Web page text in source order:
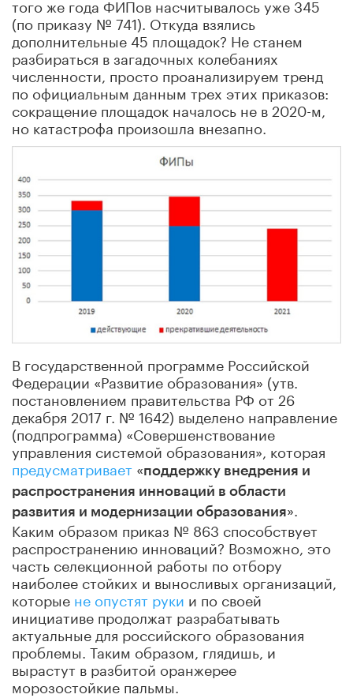
того же года ФИПов насчитывалось уже 345
(по приказу № 741). Откуда взялись
дополнительные 45 площадок? Не станем
разбираться в загадочных колебаниях
численности, просто проанализируем тренд
по официальным данным трех этих приказов:
сокращение площадок началось не в 2020-м,
но катастрофа произошла внезапно.
В государственной программе Российской
Федерации «Развитие образования» (утв.
постановлением правительства РФ от 26
декабря 2017 г. № 1642) выделено направление
(подпрограмма) «Совершенствование
управления системой образования», которая
предусматривает «поддержку внедрения и
распространения инноваций в области
развития и модернизации образования».
Каким образом приказ № 863 способствует
распространению инноваций? Возможно, это
часть селекционной работы по отбору
наиболее стойких и выносливых организаций,
которые не опустят руки и по своей
инициативе продолжат разрабатывать
актуальные для российского образования
проблемы. Таким образом, глядишь, и
вырастут в разбитой оранжерее
морозостойкие пальмы.